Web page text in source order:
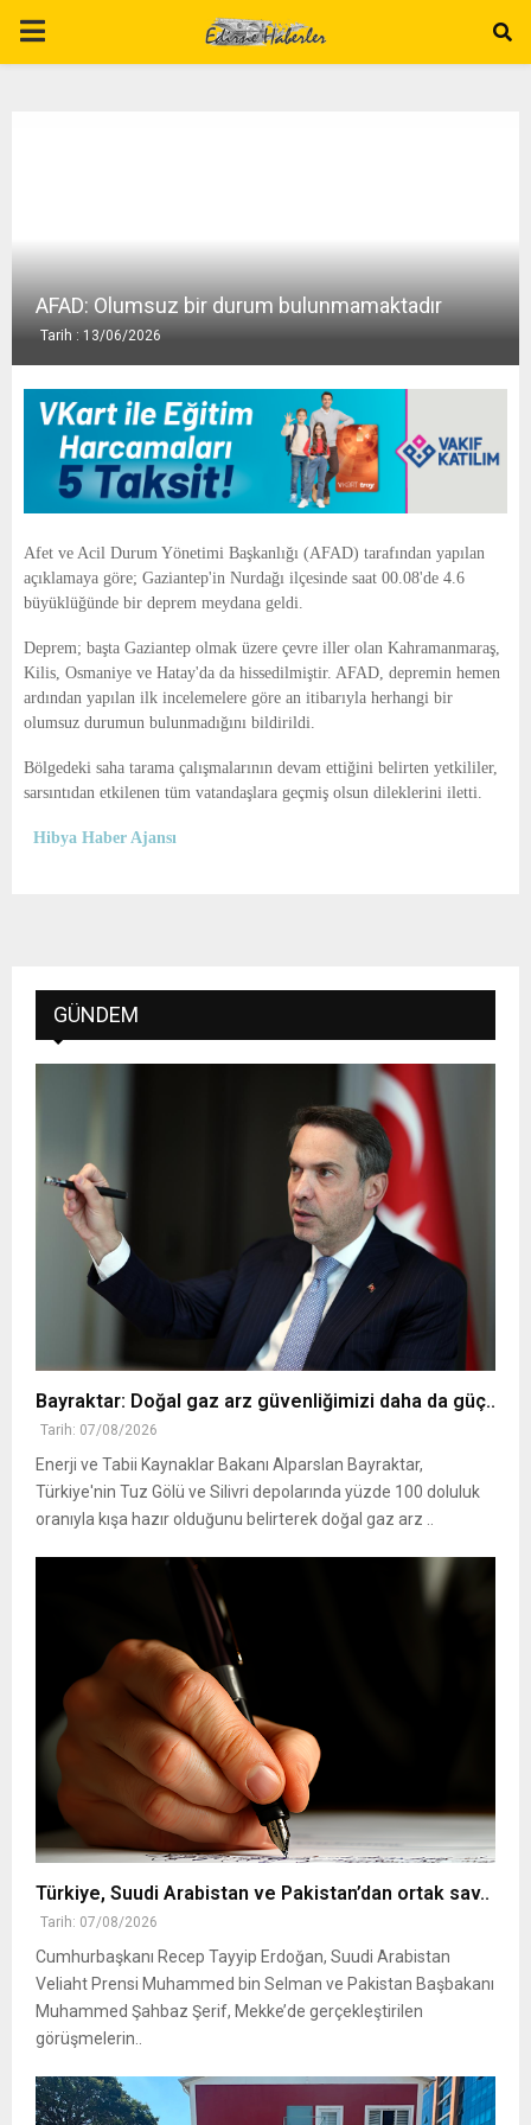
P
A
E
N
U
AFAD: Olumsuz bir durum bulunmamaktadır
Tarih : 13/06/2026
Afet ve Acil Durum Yönetimi Başkanlığı (AFAD) tarafından yapılan
açıklamaya göre; Gaziantep'in Nurdağı ilçesinde saat 00.08'de 4.6
büyüklüğünde bir deprem meydana geldi.
Deprem; başta Gaziantep olmak üzere çevre iller olan Kahramanmaraş,
Kilis, Osmaniye ve Hatay'da da hissedilmiştir. AFAD, depremin hemen
ardından yapılan ilk incelemelere göre an itibarıyla herhangi bir
olumsuz durumun bulunmadığını bildirildi.
Bölgedeki saha tarama çalışmalarının devam ettiğini belirten yetkililer,
sarsıntıdan etkilenen tüm vatandaşlara geçmiş olsun dileklerini iletti.
Hibya Haber Ajansı
GÜNDEM
Bayraktar: Doğal gaz arz güvenliğimizi daha da güç..
Tarih: 07/08/2026
Enerji ve Tabii Kaynaklar Bakanı Alparslan Bayraktar,
Türkiye'nin Tuz Gölü ve Silivri depolarında yüzde 100 doluluk
oranıyla kışa hazır olduğunu belirterek doğal gaz arz ..
Türkiye, Suudi Arabistan ve Pakistan’dan ortak sav..
Tarih: 07/08/2026
Cumhurbaşkanı Recep Tayyip Erdoğan, Suudi Arabistan
Veliaht Prensi Muhammed bin Selman ve Pakistan Başbakanı
Muhammed Şahbaz Şerif, Mekke’de gerçekleştirilen
görüşmelerin..